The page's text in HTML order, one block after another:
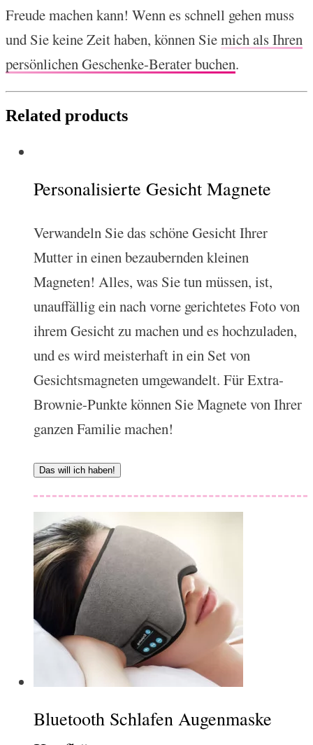
Freude machen kann! Wenn es schnell gehen muss
und Sie keine Zeit haben, können Siemich als Ihren
persönlichen Geschenke-Berater buchen.
Related products
Personalisierte Gesicht Magnete
Verwandeln Sie das schöne Gesicht Ihrer
Mutter in einen bezaubernden kleinen
Magneten! Alles, was Sie tun müssen, ist,
unauffällig ein nach vorne gerichtetes Foto von
ihrem Gesicht zu machen und es hochzuladen,
und es wird meisterhaft in ein Set von
Gesichtsmagneten umgewandelt. Für Extra-
Brownie-Punkte können Sie Magnete von Ihrer
ganzen Familie machen!
Das will ich haben!
Bluetooth Schlafen Augenmaske